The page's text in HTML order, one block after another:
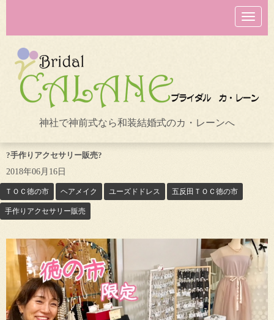
N
a
v
o
n
神社で神前式なら和装結婚式のカ・レーンへ
?手作りアクセサリー販売?
2018年06月16日
ＴＯＣ徳の市 ヘアメイク ユーズドドレス 五反田ＴＯＣ徳の市
手作りアクセサリー販売